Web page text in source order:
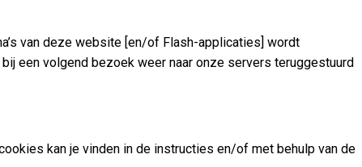
van deze website [en/of Flash-applicaties] wordt
een volgend bezoek weer naar onze servers teruggestuurd
kan je vinden in de instructies en/of met behulp van de